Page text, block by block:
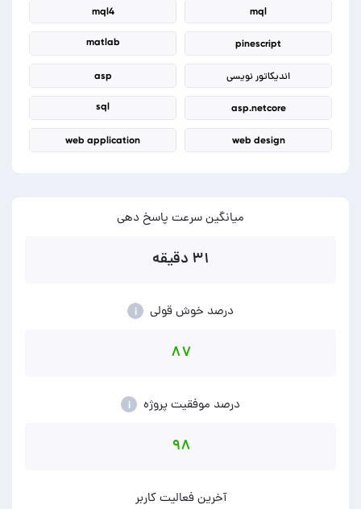
mql
mql4
pinescript
matlab
اندیکاتور نویسی asp
asp.netcore
sql
web design
web application
میانگین سرعت پاسخ دهی
۳۱ دقیقه
درصد خوش قولی i
۸۷
درصد موفقیت پروژه i
۹۸
آخرین فعالیت کاربر